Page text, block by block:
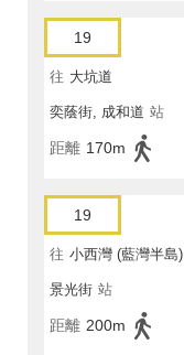
19
往 大坑道
奕蔭街, 成和道 站
距離 170m
19
往 小西灣 (藍灣半島)
景光街 站
距離 200m